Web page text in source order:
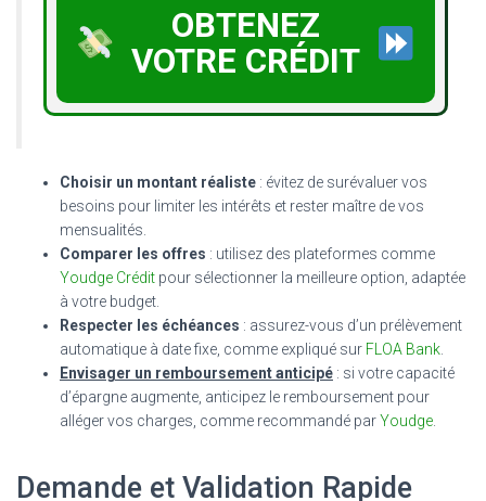
OBTENEZ
VOTRE CRÉDIT
Choisir un montant réaliste : évitez de surévaluer vos
besoins pour limiter les intérêts et rester maître de vos
mensualités.
Comparer les offres : utilisez des plateformes comme
Youdge Crédit pour sélectionner la meilleure option, adaptée
à votre budget.
Respecter les échéances : assurez-vous d’un prélèvement
automatique à date fixe, comme expliqué sur FLOA Bank
Envisager un remboursement anticipé : si votre capacité
d’épargne augmente, anticipez le remboursement pour
alléger vos charges, comme recommandé parYoudge
Demande et Validation Rapide